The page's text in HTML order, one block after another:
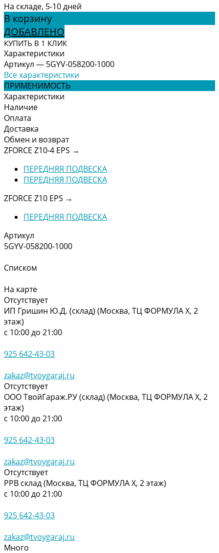
На складе, 5-10 дней
В корзину
ДОБАВЛЕНО
КУПИТЬ В 1 КЛИК
Характеристики
Артикул — 5GYV-058200-1000
Все характеристики
ПРИМЕНИМОСТЬ
Характеристики
Наличие
Оплата
Доставка
Обмен и возврат
ZFORCE Z10-4 EPS →
ПЕРЕДНЯЯ ПОДВЕСКА
ПЕРЕДНЯЯ ПОДВЕСКА
ZFORCE Z10 EPS →
ПЕРЕДНЯЯ ПОДВЕСКА
Артикул
5GYV-058200-1000
Списком
На карте
Отсутствует
ИП Гришин Ю.Д. (склад) (Москва, ТЦ ФОРМУЛА Х, 2
этаж)
с 10:00 до 21:00
925 642-43-03
zakaz@tvoygaraj.ru
Отсутствует
ООО ТвойГараж.РУ (склад) (Москва, ТЦ ФОРМУЛА Х, 2
этаж)
с 10:00 до 21:00
925 642-43-03
zakaz@tvoygaraj.ru
Отсутствует
РРВ склад (Москва, ТЦ ФОРМУЛА Х, 2 этаж)
с 10:00 до 21:00
925 642-43-03
zakaz@tvoygaraj.ru
Много